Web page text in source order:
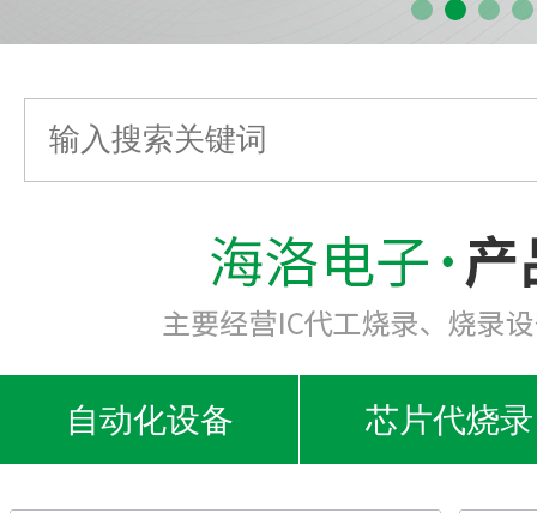
自动化设备 芯片代烧录